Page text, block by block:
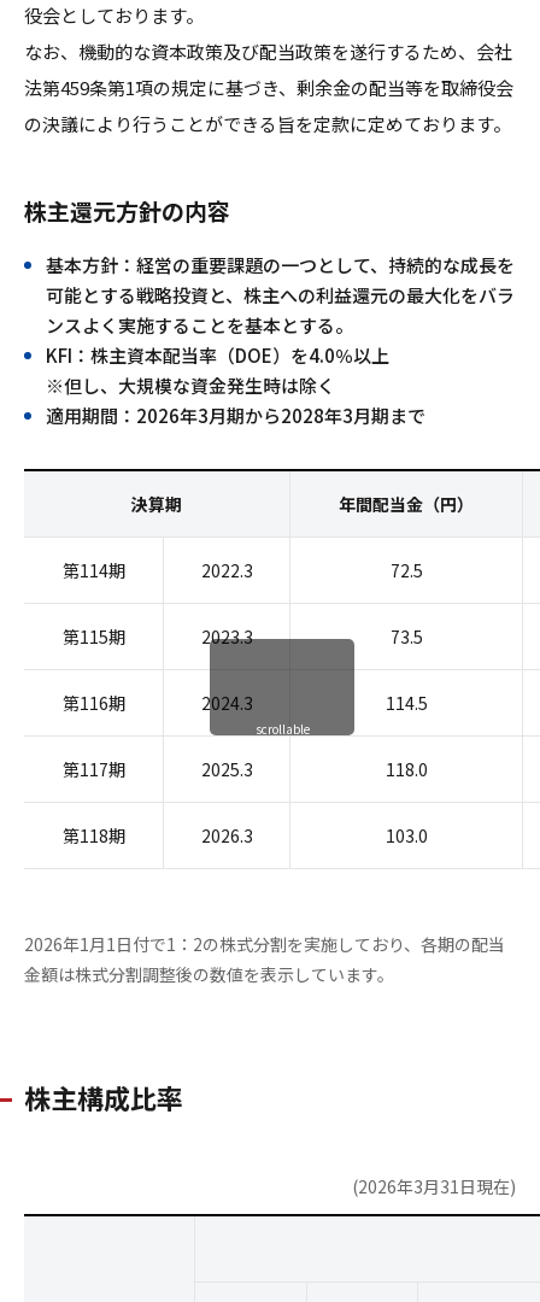
役会としております。
なお、機動的な資本政策及び配当政策を遂行するため、会社
法第459条第1項の規定に基づき、剰余金の配当等を取締役会
の決議により行うことができる旨を定款に定めております。
株主還元方針の内容
基本方針：経営の重要課題の一つとして、持続的な成長を
可能とする戦略投資と、株主への利益還元の最大化をバラ
ンスよく実施することを基本とする。
KFI：株主資本配当率（DOE）を4.0％以上
※但し、大規模な資金発生時は除く
適用期間：2026年3月期から2028年3月期まで
決算期 年間配当金（円）
第114期 2022.3 72.5
第115期 2023.3 73.5
第116期 2024.3 114.5
第117期 2025.3 118.0
第118期 2026.3 103.0
scrollable
2026年1月1日付で1：2の株式分割を実施しており、各期の配当
金額は株式分割調整後の数値を表示しています。
株主構成比率
(2026年3月31日現在)